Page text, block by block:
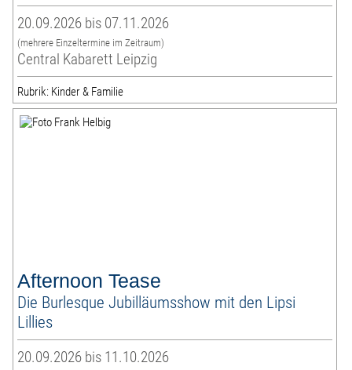
20.09.2026 bis 07.11.2026
(mehrere Einzeltermine im Zeitraum)
Central Kabarett Leipzig
Rubrik: Kinder & Familie
Afternoon Tease
Die Burlesque Jubilläumsshow mit den Lipsi
Lillies
20.09.2026 bis 11.10.2026